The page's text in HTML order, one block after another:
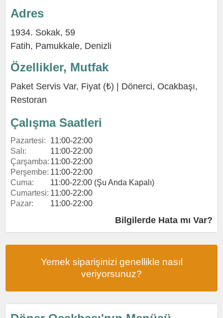
Adres
1934. Sokak, 59
Fatih, Pamukkale, Denizli
Özellikler, Mutfak
Paket Servis Var, Fiyat (₺) | Dönerci, Ocakbaşı,
Restoran
Çalışma Saatleri
Pazartesi:
11:00-22:00
Salı:
11:00-22:00
Çarşamba: 11:00-22:00
Perşembe: 11:00-22:00
Cuma:
11:00-22:00 (Şu Anda Kapalı)
Cumartesi: 11:00-22:00
Pazar:
11:00-22:00
Bilgilerde Hata mı Var?
Yemek siparişinizi genellikle nasıl
veriyorsunuz?